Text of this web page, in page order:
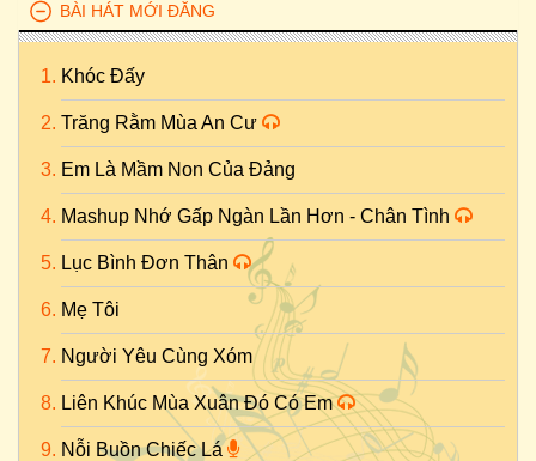
BÀI HÁT MỚI ĐĂNG
Khóc Đấy
Trăng Rằm Mùa An Cư
Em Là Mầm Non Của Đảng
Mashup Nhớ Gấp Ngàn Lần Hơn - Chân Tình
Lục Bình Đơn Thân
Mẹ Tôi
Người Yêu Cùng Xóm
Liên Khúc Mùa Xuân Đó Có Em
Nỗi Buồn Chiếc Lá